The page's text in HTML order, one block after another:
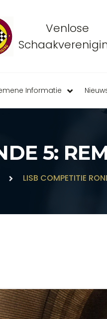
Venlose
Informatie
5:
LISB COMPETITIE